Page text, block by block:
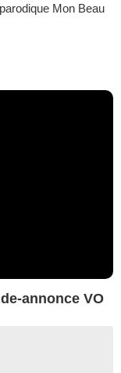
Mon Beau
annonce VO